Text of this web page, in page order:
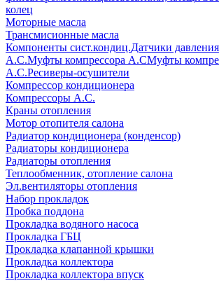
колец
Моторные масла
Трансмисионные масла
Компоненты сист.кондиц.Датчики
А.С.Муфты компрессора А.СМуфты
А.С.Ресиверы-осушители
Компрессор кондиционера
Компрессоры А.С.
Краны отопления
Мотор отопителя салона
Радиатор кондиционера (конденсор)
Радиаторы кондиционера
Радиаторы отопления
Теплообменник, отопление салона
Эл.вентиляторы отопления
Набор прокладок
Пробка поддона
Прокладка водяного насоса
Прокладка ГБЦ
Прокладка клапанной крышки
Прокладка коллектора
Прокладка коллектора впуск